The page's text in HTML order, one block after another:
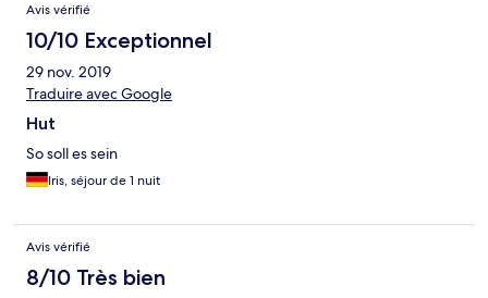
Avis vérifié
10/10 Exceptionnel
29 nov. 2019
Traduire avec Google
Hut
So soll es sein
Iris, séjour de 1 nuit
Avis vérifié
8/10 Très bien